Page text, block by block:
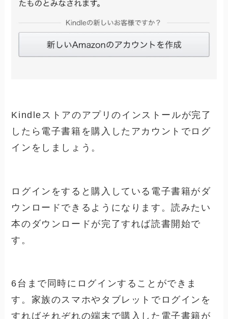
Kindleストアのアプリのインストールが完了
したら電子書籍を購入したアカウントでログ
インをしましょう。
ログインをすると購入している電子書籍がダ
ウンロードできるようになります。読みたい
本のダウンロードが完了すれば読書開始で
す。
6台まで同時にログインすることができま
す。家族のスマホやタブレットでログインを
すればそれぞれの端末で購入した電子書籍が